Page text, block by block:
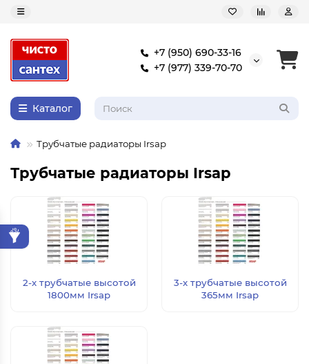
+7 (950) 690-33-16
+7 (977) 339-70-70
Каталог
Трубчатые радиаторы Irsap
Трубчатые радиаторы Irsap
2-х трубчатые высотой
1800мм Irsap
3-х трубчатые высотой
365мм Irsap